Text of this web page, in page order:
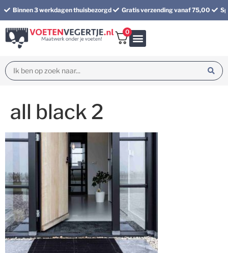
Binnen 3 werkdagen thuisbezorgd Gratis verzending vanaf 75,00
0
all black 2